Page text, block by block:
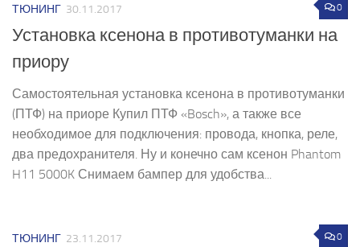
0
ТЮНИНГ 30.11.2017
Установка ксенона в противотуманки на
приору
Самостоятельная установка ксенона в противотуманки
(ПТФ) на приоре Купил ПТФ «Bosch», а также все
необходимое для подключения: провода, кнопка, реле,
два предохранителя. Ну и конечно сам ксенон Phantom
H11 5000K Снимаем бампер для удобства...
0
ТЮНИНГ 23.11.2017